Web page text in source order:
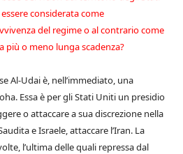
considerata come
del regime o al contrario come
più o meno lunga scadenza?
Al-Udai è, nell’immediato, una
Essa è per gli Stati Uniti un presidio
o attaccare a sua discrezione nella
e Israele, attaccare l’Iran. La
l’ultima delle quali repressa dal